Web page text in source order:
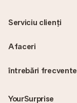
întrebări frecvente
YourSurprise
Serviciu clienți
Afaceri